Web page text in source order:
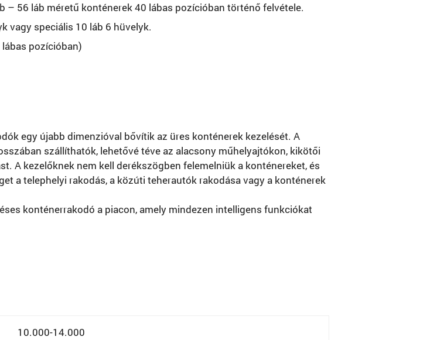
– 56 láb méretű konténerek 40 lábas pozícióban történő felvétele.
vagy speciális 10 láb 6 hüvelyk.
pozícióban)
egy újabb dimenzióval bővítik az üres konténerek kezelését. A
szállíthatók, lehetővé téve az alacsony műhelyajtókon, kikötői
A kezelőknek nem kell derékszögben felemelniük a konténereket, és
a telephelyi rakodás, a közúti teherautók rakodása vagy a konténerek
konténerrakodó a piacon, amely mindezen intelligens funkciókat
10.000-14.000